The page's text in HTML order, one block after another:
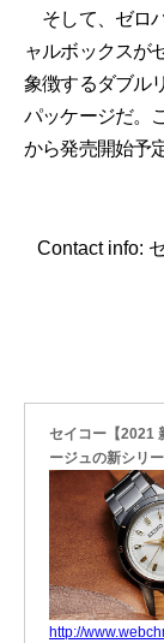
そして、ゼロ
ャルボックスが
象徴するダブル
パッケージだ。
から発売開始予
Contact info:
セイコー【2021
ージュの新シリ
http://